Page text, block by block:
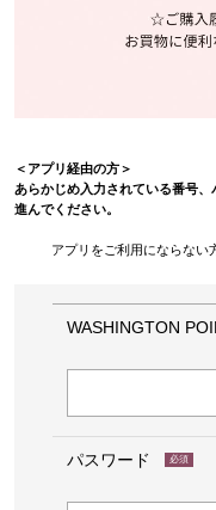
＜アプリ経由の方＞
あらかじめ入力されている番号
進んでください。
アプリをご利用にならない
WASHINGTON
パスワード